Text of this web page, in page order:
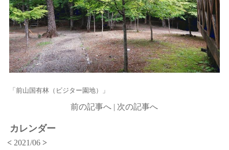
「前山国有林（ビジター園地）」
前の記事へ | 次の記事へ
カレンダー
< 2021/06>